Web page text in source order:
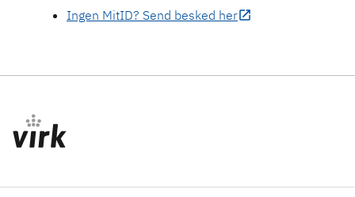
Ingen MitID? Send besked her